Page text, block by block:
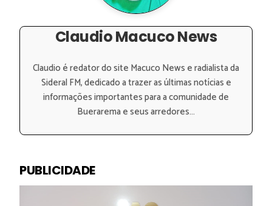
Claudio Macuco News
Claudio é redator do site Macuco News e radialista da
Sideral FM, dedicado a trazer as últimas notícias e
informações importantes para a comunidade de
Buerarema e seus arredores...
PUBLICIDADE